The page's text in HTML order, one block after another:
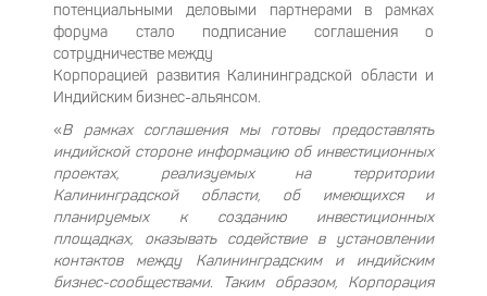
потенциальными деловыми партнерами в рамках
форума стало подписание соглашения о
сотрудничестве между
Корпорацией развития Калининградской области и
Индийским бизнес-альянсом.
«В рамках соглашения мы готовы предоставлять
индийской стороне информацию об инвестиционных
проектах, реализуемых на территории
Калининградской области, об имеющихся и
планируемых к созданию инвестиционных
площадках, оказывать содействие в установлении
контактов между Калининградским и индийским
бизнес-сообществами. Таким образом, Корпорация